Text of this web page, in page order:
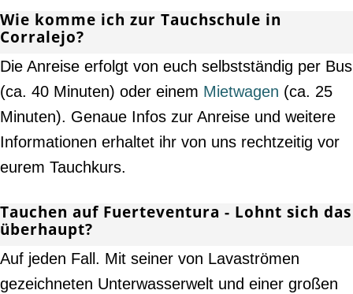
Wie komme ich zur Tauchschule in
Corralejo?
Die Anreise erfolgt von euch selbstständig per Bus
(ca. 40 Minuten) oder einem Mietwagen (ca. 25
Minuten). Genaue Infos zur Anreise und weitere
Informationen erhaltet ihr von uns rechtzeitig vor
eurem Tauchkurs.
Tauchen auf Fuerteventura - Lohnt sich das
überhaupt?
Auf jeden Fall. Mit seiner von Lavaströmen
gezeichneten Unterwasserwelt und einer großen